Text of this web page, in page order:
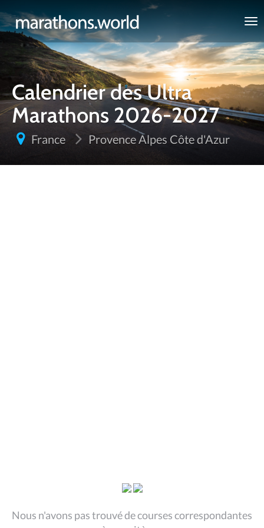
marathons.world
Calendrier des Ultra
Marathons 2026-2027
France Provence Alpes Côte d'Azur
Nous n'avons pas trouvé de courses correspondantes